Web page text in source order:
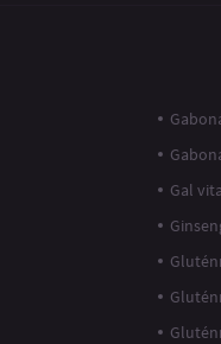
Gal